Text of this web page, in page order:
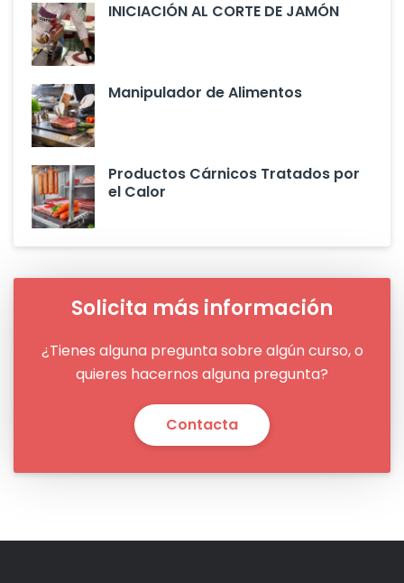
INICIACIÓN AL CORTE DE JAMÓN
Manipulador de Alimentos
Productos Cárnicos Tratados por
el Calor
Solicita más información
¿Tienes alguna pregunta sobre algún curso, o
quieres hacernos alguna pregunta?
Contacta